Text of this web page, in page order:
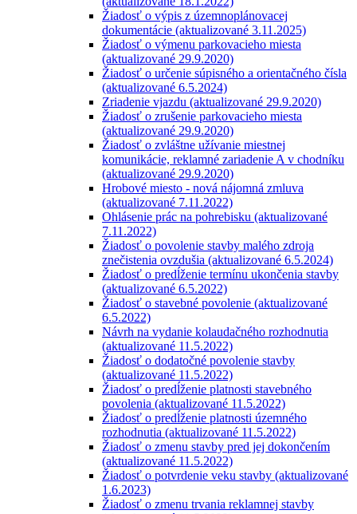
Žiadosť o výpis z územnoplánovacej
dokumentácie (aktualizované 3.11.2025)
Žiadosť o výmenu parkovacieho miesta
(aktualizované 29.9.2020)
Žiadosť o určenie súpisného a orientačného čísla
(aktualizované 6.5.2024)
Zriadenie vjazdu (aktualizované 29.9.2020)
Žiadosť o zrušenie parkovacieho miesta
(aktualizované 29.9.2020)
Žiadosť o zvláštne užívanie miestnej
komunikácie, reklamné zariadenie A v chodníku
(aktualizované 29.9.2020)
Hrobové miesto - nová nájomná zmluva
(aktualizované 7.11.2022)
Ohlásenie prác na pohrebisku (aktualizované
7.11.2022)
Žiadosť o povolenie stavby malého zdroja
znečistenia ovzdušia (aktualizované 6.5.2024)
Žiadosť o predĺženie termínu ukončenia stavby
(aktualizované 6.5.2022)
Žiadosť o stavebné povolenie (aktualizované
6.5.2022)
Návrh na vydanie kolaudačného rozhodnutia
(aktualizované 11.5.2022)
Žiadosť o dodatočné povolenie stavby
(aktualizované 11.5.2022)
Žiadosť o predĺženie platnosti stavebného
povolenia (aktualizované 11.5.2022)
Žiadosť o predĺženie platnosti územného
rozhodnutia (aktualizované 11.5.2022)
Žiadosť o zmenu stavby pred jej dokončením
(aktualizované 11.5.2022)
Žiadosť o potvrdenie veku stavby (aktualizované
1.6.2023)
Žiadosť o zmenu trvania reklamnej stavby